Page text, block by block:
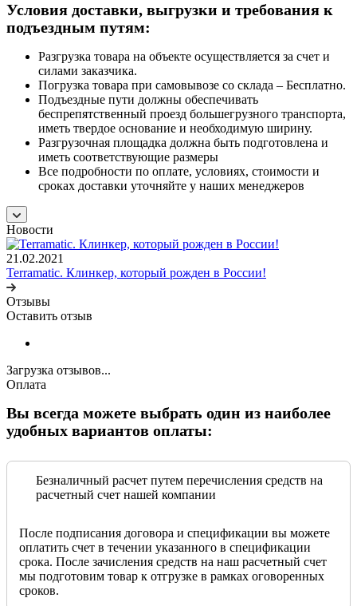
Условия доставки, выгрузки и требования к
подъездным путям:
Разгрузка товара на объекте осуществляется за счет и
силами заказчика.
Погрузка товара при самовывозе со склада – Бесплатно.
Подъездные пути должны обеспечивать
беспрепятственный проезд большегрузного транспорта,
иметь твердое основание и необходимую ширину.
Разгрузочная площадка должна быть подготовлена и
иметь соответствующие размеры
Все подробности по оплате, условиях, стоимости и
сроках доставки уточняйте у наших менеджеров
Новости
21.02.2021
Terramatic. Клинкер, который рожден в России!
Отзывы
Оставить отзыв
Загрузка отзывов...
Оплата
Вы всегда можете выбрать один из наиболее
удобных вариантов оплаты:
Безналичный расчет путем перечисления средств на
расчетный счет нашей компании
После подписания договора и спецификации вы можете
оплатить счет в течении указанного в спецификации
срока. После зачисления средств на наш расчетный счет
мы подготовим товар к отгрузке в рамках оговоренных
сроков.